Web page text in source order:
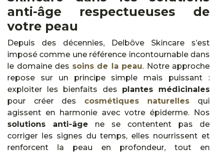
anti-âge respectueuses de
votre peau
Depuis des décennies, Delbôve Skincare s’est
imposé comme une référence incontournable dans
le domaine des soins de la peau. Notre approche
repose sur un principe simple mais puissant :
exploiter les bienfaits des plantes médicinales
pour créer des cosmétiques naturelles qui
agissent en harmonie avec votre épiderme. Nos
solutions anti-âge ne se contentent pas de
corriger les signes du temps, elles nourrissent et
renforcent la peau en profondeur, tout en